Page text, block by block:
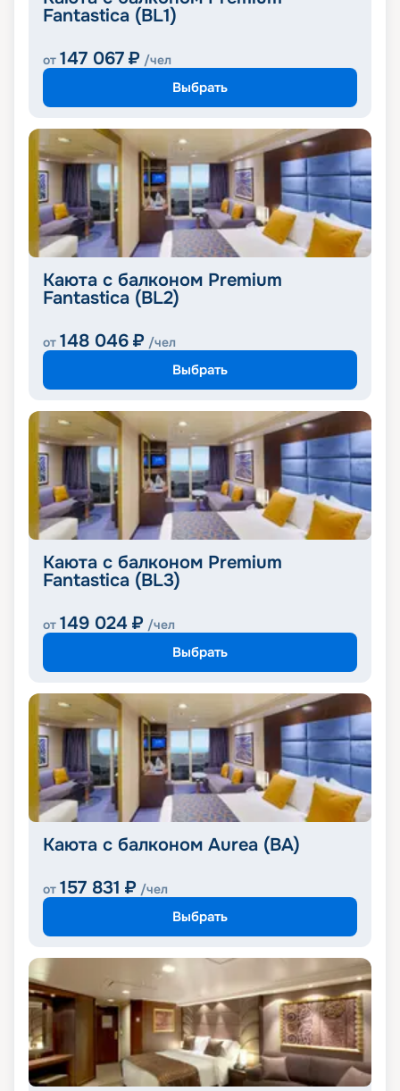
Fantastica (BL1)
от 147 067 ₽ /чел
Выбрать
Каюта с балконом Premium
Fantastica (BL2)
от 148 046 ₽ /чел
Выбрать
Каюта с балконом Premium
Fantastica (BL3)
от 149 024 ₽ /чел
Выбрать
Каюта с балконом Aurea (BA)
от 157 831 ₽ /чел
Выбрать